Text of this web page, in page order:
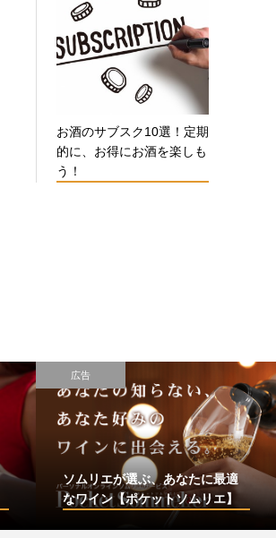
お酒のサブスク10選！定期
的に、お得にお酒を楽しも
う！
広告
ソムリエが選ぶ、あなたに最適
なワイン【ポケットソムリエ】